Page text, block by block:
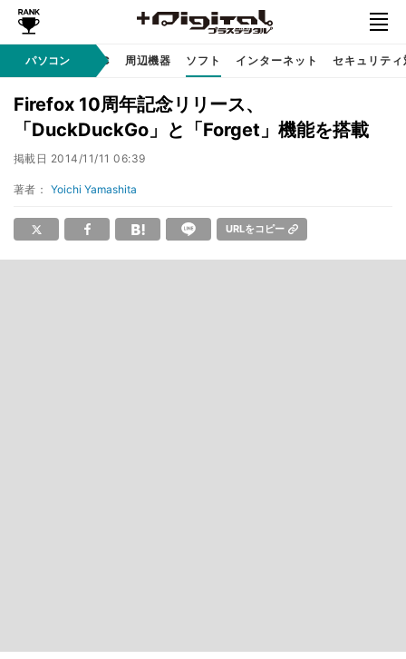
パソコン
クノロジ AI PC 周辺機器 ソフト インターネット セキュリティ
Firefox 10周年記念リリース、
「DuckDuckGo」と「Forget」機能を搭載
掲載日 2014/11/11 06:39
著者： Yoichi Yamashita
URLをコピー